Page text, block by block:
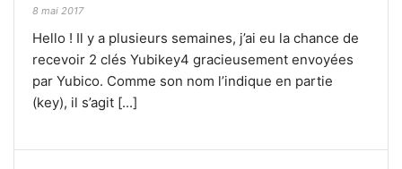
8 mai 2017
Hello ! Il y a plusieurs semaines, j’ai eu la chance de
recevoir 2 clés Yubikey4 gracieusement envoyées
par Yubico. Comme son nom l’indique en partie
(key), il s’agit [...]